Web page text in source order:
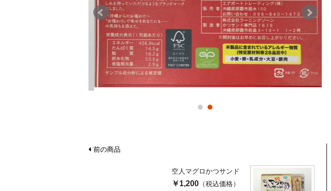
前の商品
空人マグロかつサンド
￥1,200（税込価格）